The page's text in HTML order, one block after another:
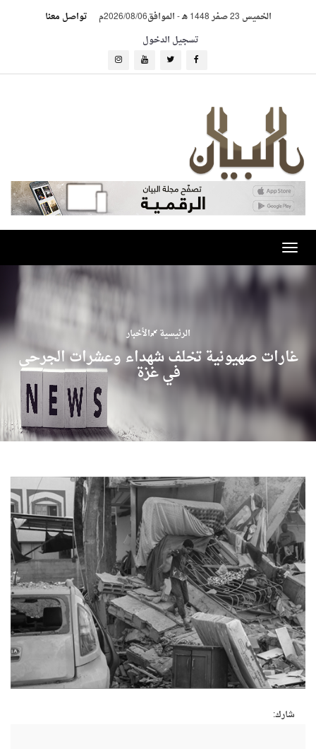
الخميس 23 صفر 1448 هـ -الموافق2026/08/06م
تواصل معنا
تسجيل الدخول
Toggle
navigation
الرئيسية الأخبار
غارات صهيونية تخلف شهداء وعشرات الجرحى
في غزة
شارك: